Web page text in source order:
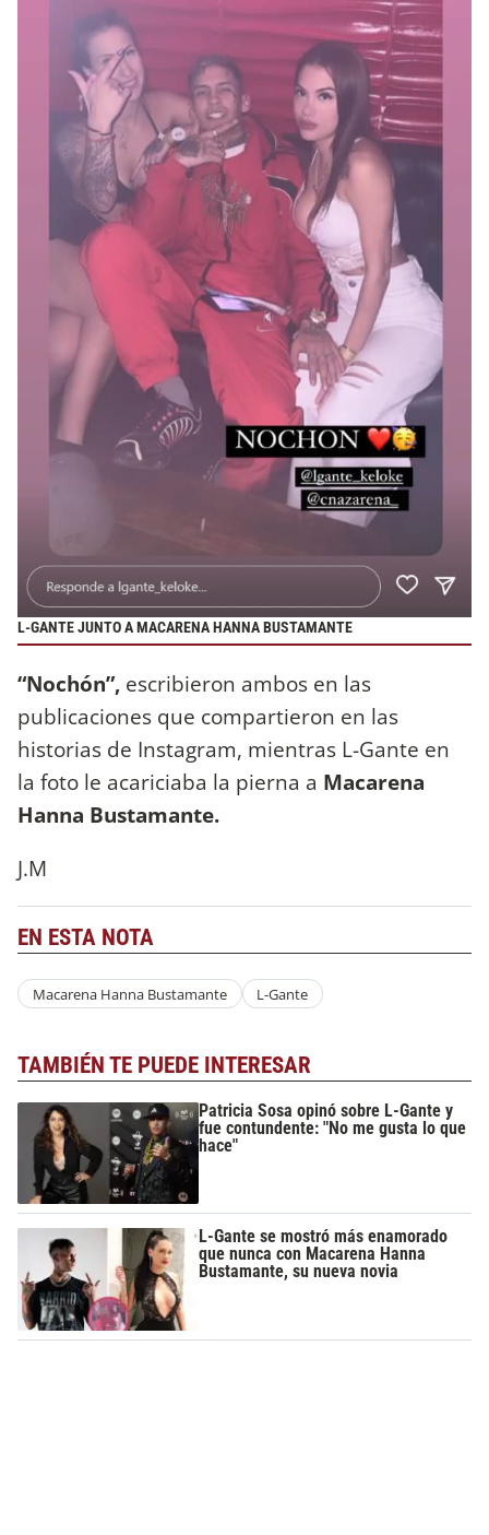
L-GANTE JUNTO A MACARENA HANNA BUSTAMANTE
“Nochón”, escribieron ambos en las
publicaciones que compartieron en las
historias de Instagram, mientras L-Gante en
la foto le acariciaba la pierna a Macarena
Hanna Bustamante.
J.M
EN ESTA NOTA
Macarena Hanna Bustamante L-Gante
TAMBIÉN TE PUEDE INTERESAR
Patricia Sosa opinó sobre L-Gante y
fue contundente: "No me gusta lo que
hace"
L-Gante se mostró más enamorado
que nunca con Macarena Hanna
Bustamante, su nueva novia